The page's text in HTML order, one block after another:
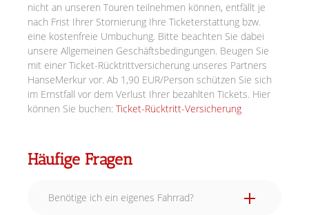
nicht an unseren Touren teilnehmen können, entfällt je
nach Frist Ihrer Stornierung Ihre Ticketerstattung bzw.
eine kostenfreie Umbuchung. Bitte beachten Sie dabei
unsere Allgemeinen Geschäftsbedingungen. Beugen Sie
mit einer Ticket-Rücktrittversicherung unseres Partners
HanseMerkur vor. Ab 1,90 EUR/Person schützen Sie sich
im Ernstfall vor dem Verlust Ihrer bezahlten Tickets. Hier
können Sie buchen: Ticket-Rücktritt-Versicherung
Häufige Fragen
Benötige ich ein eigenes Fahrrad?